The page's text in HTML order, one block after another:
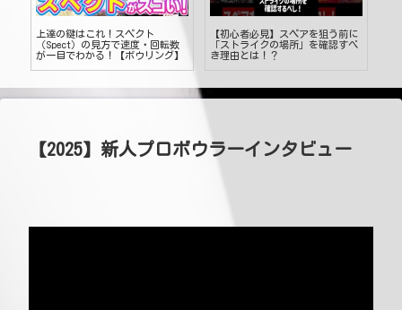
上達の鍵はこれ！スペクト
（Spect）の見方で速度・回転数
が一目でわかる！【ボウリング】
【初心者必見】スペアを狙う前に
「ストライクの場所」を確認すべ
き理由とは！？
【2025】新人プロボウラーインタビュー